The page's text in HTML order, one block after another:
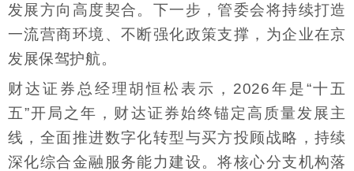
发展方向高度契合。下一步，管委会将持续打造
一流营商环境、不断强化政策支撑，为企业在京
发展保驾护航。
财达证券总经理胡恒松表示，2026年是“十五
五”开局之年，财达证券始终锚定高质量发展主
线，全面推进数字化转型与买方投顾战略，持续
深化综合金融服务能力建设。将核心分支机构落